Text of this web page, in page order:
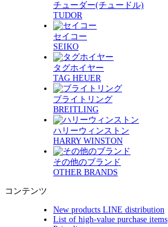
チューダー(チュードル)
TUDOR
セイコー
SEIKO
タグホイヤー
TAG HEUER
ブライトリング
BREITLING
ハリーウィンストン
HARRY WINSTON
その他のブランド
OTHER BRANDS
コンテンツ
New products LINE distribution
List of high-value purchase items